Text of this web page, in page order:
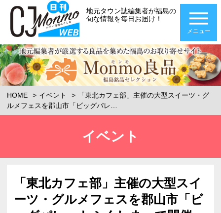
地元タウン誌編集者が福島の
旬な情報を毎日お届け！
メニュー
HOME イベント
「東北カフェ部」主催の大型スイーツ・グ
ルメフェスを郡山市「ビッグパレ…
イベント
「東北カフェ部」主催の大型スイ
ーツ・グルメフェスを郡山市「ビ